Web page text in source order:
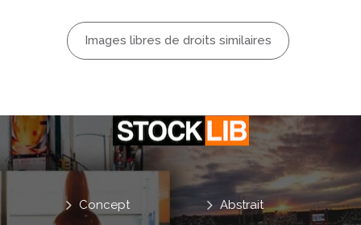
Images libres de droits similaires
Abstrait
Concept